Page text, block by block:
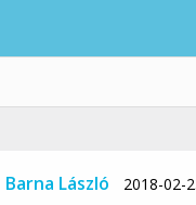
Barna László 2018-02-